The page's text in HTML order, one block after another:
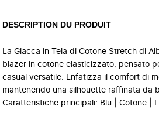
DESCRIPTION DU PRODUIT
La Giacca in Tela di Cotone Stretch di
blazer in cotone elasticizzato, pensato
casual versatile. Enfatizza il comfort di
mantenendo una silhouette raffinata da
Caratteristiche principali: Blu | Cotone |